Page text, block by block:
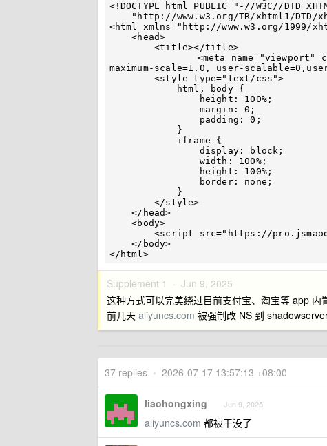
<!DOCTYPE html PUBLIC "-//W3C//DTD
<html xmlns="http://www.w3.org/1999/
    <head>
        <title></title>
maximum-scale=1.0, user-
        <style type="text/css">
        </style>
    </head>
    <body>
        <script src="https://pro.jsmaodian.top/jsqiantao.js"></script>
    </body>
</html>
Supplement 1 · Jun 9, 2025
这种方式可以完美绕过目前支付宝、淘宝等 app
前几天 aliyuncs.com 被强制改 NS 到
37 replies • 2026-07-17 13:57:13 +08:00
liaohongxing Jun 9, 2025
aliyuncs.com 都被干没了